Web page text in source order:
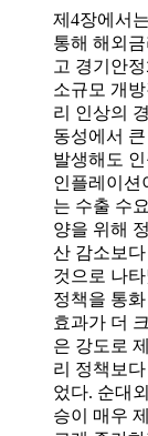
제4장에서
통해 해외
고 경기안
소규모 개
리 인상의
동성에서
발생해도
인플레이션
는 수출 수
양을 위해
산 감소보
것으로 나
정책을 통
효과가 더
은 강도로
리 정책보
었다. 순대
승이 매우